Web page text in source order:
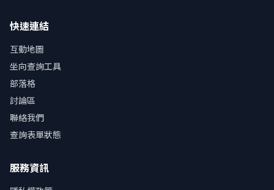
快速連結
互動地圖
坐向查詢工具
部落格
討論區
聯絡我們
查詢表單狀態
服務資訊